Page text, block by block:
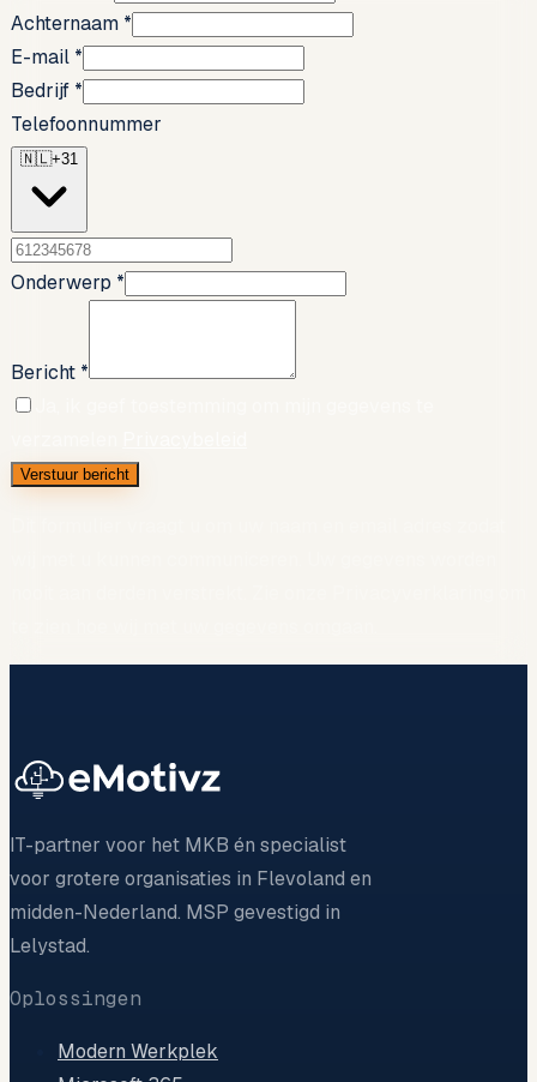
Achternaam *
E-mail *
Bedrijf *
Telefoonnummer
🇳🇱+31
Onderwerp *
Bericht *
Verstuur bericht
IT-partner voor het MKB én specialist
voor grotere organisaties in Flevoland en
midden-Nederland. MSP gevestigd in
Lelystad.
Oplossingen
Modern Werkplek